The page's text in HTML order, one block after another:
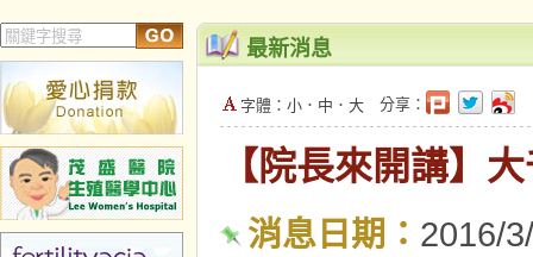
最新消息
字體： 小 ． 中 ． 大 分享：
【院長來開講】
消息日期： 2016/